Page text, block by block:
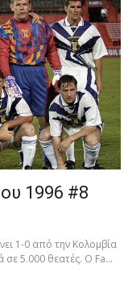
1996 #8
1-0 από την Κολομβία
5.000 θεατές. Ο Fa...